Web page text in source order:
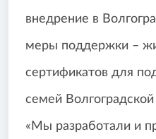
внедрение в
меры поддержки –
сертификатов для
семей
«Мы разработали и